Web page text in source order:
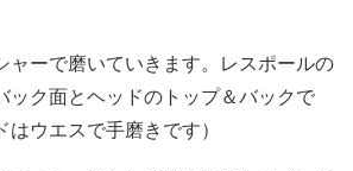
ャーで磨いていきます。レスポールの
ック面とヘッドのトップ＆バックで
ウエスで手磨きです）